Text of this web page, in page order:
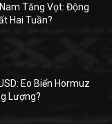
Tăng Vọt: Động
Hai Tuần?
Eo Biển Hormuz
Lượng?